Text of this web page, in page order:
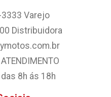
Varejo
Distribuidora
8h ás 18h